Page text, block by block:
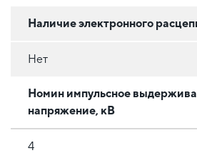
Наличие электронного
Нет
Номин импульсное
напряжение, кВ
4